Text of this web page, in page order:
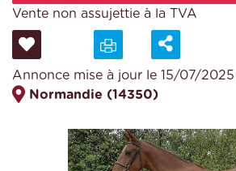
Vente non assujettie à la TVA
Annonce mise à jour le 15/07/2025
Normandie (14350)